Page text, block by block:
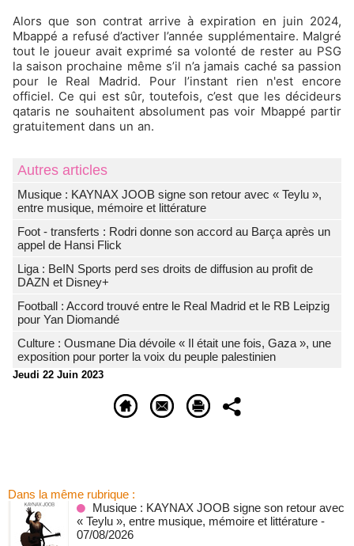
Alors que son contrat arrive à expiration en juin 2024,
Mbappé a refusé d’activer l’année supplémentaire. Malgré
tout le joueur avait exprimé sa volonté de rester au PSG
la saison prochaine même s’il n’a jamais caché sa passion
pour le Real Madrid. Pour l’instant rien n'est encore
officiel. Ce qui est sûr, toutefois, c’est que les décideurs
qataris ne souhaitent absolument pas voir Mbappé partir
gratuitement dans un an.
Autres articles
Musique : KAYNAX JOOB signe son retour avec « Teylu »,
entre musique, mémoire et littérature
Foot - transferts : Rodri donne son accord au Barça après un
appel de Hansi Flick
Liga : BeIN Sports perd ses droits de diffusion au profit de
DAZN et Disney+
Football : Accord trouvé entre le Real Madrid et le RB Leipzig
pour Yan Diomandé
Culture : Ousmane Dia dévoile « Il était une fois, Gaza », une
exposition pour porter la voix du peuple palestinien
Jeudi 22 Juin 2023
Dans la même rubrique :
Musique : KAYNAX JOOB signe son retour avec
« Teylu », entre musique, mémoire et littérature -
07/08/2026